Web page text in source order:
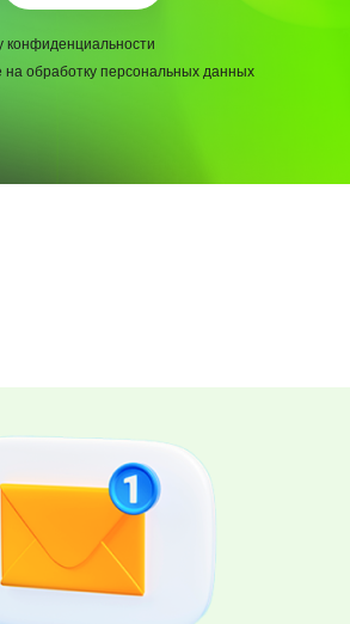
конфиденциальности
на обработку персональных данных